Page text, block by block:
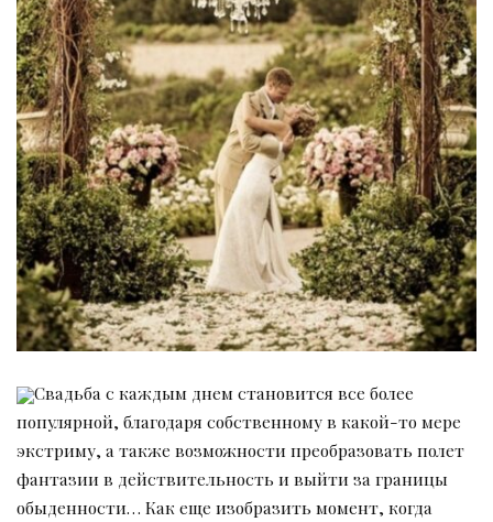
Свадьба с каждым днем становится все более
популярной, благодаря собственному в какой-то мере
экстриму, а также возможности преобразовать полет
фантазии в действительность и выйти за границы
обыденности… Как еще изобразить момент, когда